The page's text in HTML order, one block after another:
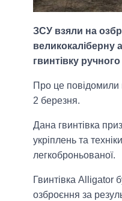
ЗСУ взяли на
великокаліберну
гвинтівку
Про це повідомили
2 березня.
Дана гвинтівка
укріплень та
легкоброньованої.
Гвинтівка Alligator
озброєння за